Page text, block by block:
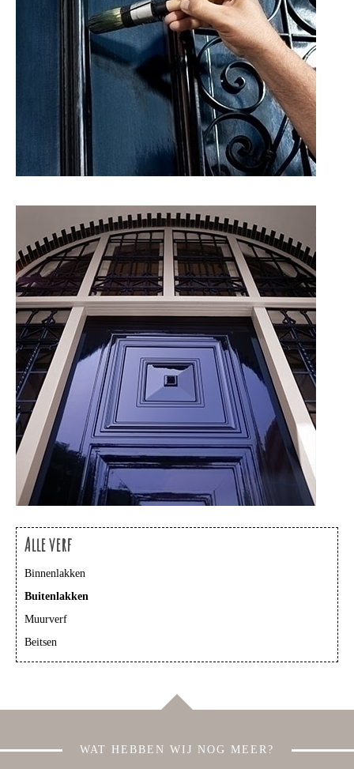
Alle verf
Binnenlakken
Buitenlakken
Muurverf
Beitsen
WAT HEBBEN WIJ NOG MEER?